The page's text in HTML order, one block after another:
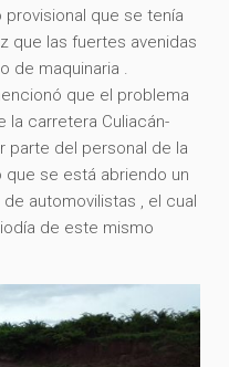
que se tenía
que las fuertes avenidas
de maquinaria .
que el problema
la carretera Culiacán-
parte del personal de la
se está abriendo un
automovilistas , el cual
de este mismo